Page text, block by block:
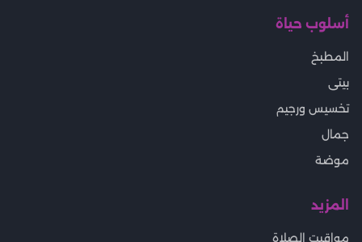
أسلوب حياة
المطبخ
بيتى
تخسيس ورجيم
جمال
موضة
المزيد
مواقيت الصلاة